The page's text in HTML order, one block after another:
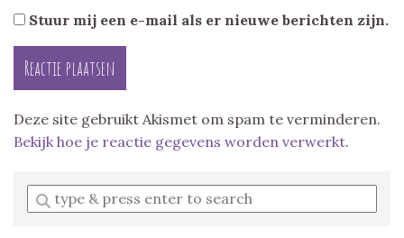
Stuur mij een e-mail als er nieuwe berichten zijn.
Deze site gebruikt Akismet om spam te verminderen.
Bekijk hoe je reactie gegevens worden verwerkt.
Enter
a